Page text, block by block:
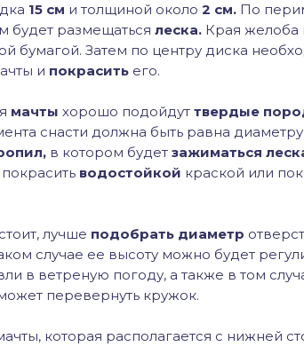
15 см и толщиной около 2 см. По
будет размещаться леска. Края желоба
бумагой. Затем по центру диска
и покрасить его.
мачты хорошо подойдут твердые
снасти должна быть равна
в котором будет зажиматься
водостойкой краской или
лучше подобрать диаметр
случае ее высоту можно будет
в ветреную погоду, а также в том
перевернуть кружок.
которая располагается с нижней